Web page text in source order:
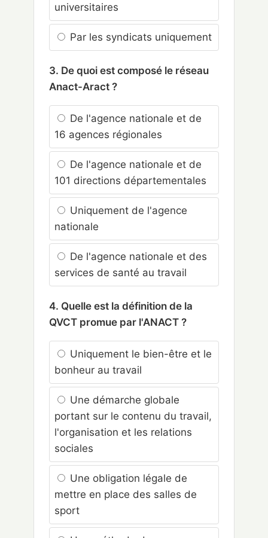
universitaires
Par les syndicats uniquement
3. De quoi est composé le réseau
Anact-Aract ?
De l'agence nationale et de
16 agences régionales
De l'agence nationale et de
101 directions départementales
Uniquement de l'agence
nationale
De l'agence nationale et des
services de santé au travail
4. Quelle est la définition de la
QVCT promue par l'ANACT ?
Uniquement le bien-être et le
bonheur au travail
Une démarche globale
portant sur le contenu du travail,
l'organisation et les relations
sociales
Une obligation légale de
mettre en place des salles de
sport